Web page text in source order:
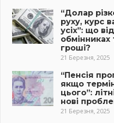
“Долар
руху, курс
усіх”: що
обмінниках
гроші?
21 Березня, 2025
“Пенсія
якщо
цього”:
нові
21 Березня, 2025